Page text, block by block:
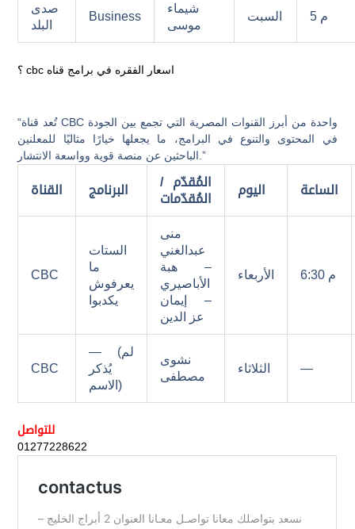
صدى
البلد
Business
شيماء
موسى
السبت 5 م
“تُعد قناة CBC واحدة من أبرز القنوات المصرية التي تجمع بين الجودة
في المحتوى والتنوع في البرامج، ما يجعلها خيارًا مثاليًا للمعلنين
الباحثين عن منصة قوية وواسعة الانتشار.”
القناة البرنامج
المُقدّم /
المُقدّمات
اليوم الساعة
CBC
الستات
ما
يعرفوش
يكدبوا
منى
عبدالغني
– هبة
الأباصيري
– إيمان
عز الدين
الأربعاء 6:30 م
CBC
— (لم
يُذكر
الاسم)
نشوى
مصطفى
الثلاثاء —
للتواصل
01277228622